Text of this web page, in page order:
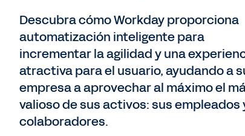
Descubra cómo Workday proporciona
automatización inteligente para
incrementar la agilidad y una
atractiva para el usuario, ayudando a
empresa a aprovechar al máximo el
valioso de sus activos: sus empleados
colaboradores.